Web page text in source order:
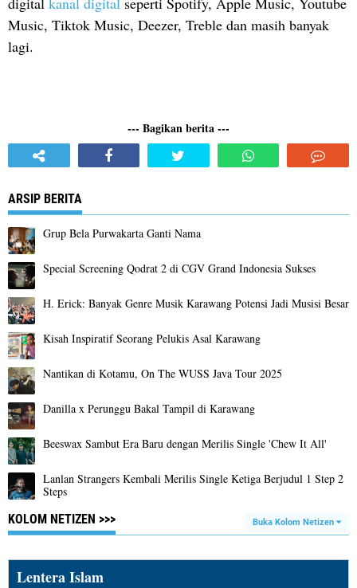
Music, Tiktok Music, Deezer, Treble dan masih banyak
lagi.
--- Bagikan berita ---
ARSIP BERITA
Grup Bela Purwakarta Ganti Nama
Special Screening Qodrat 2 di CGV Grand Indonesia Sukses
H. Erick: Banyak Genre Musik Karawang Potensi Jadi Musisi Besar
Kisah Inspiratif Seorang Pelukis Asal Karawang
Nantikan di Kotamu, On The WUSS Java Tour 2025
Danilla x Perunggu Bakal Tampil di Karawang
Beeswax Sambut Era Baru dengan Merilis Single 'Chew It All'
Lanlan Strangers Kembali Merilis Single Ketiga Berjudul 1 Step 2
Steps
KOLOM NETIZEN >>>
Buka Kolom Netizen
Lentera Islam